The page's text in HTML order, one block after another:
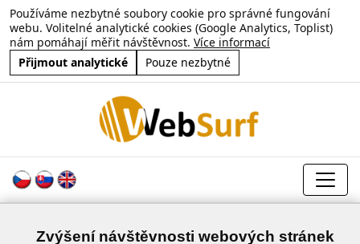
Používáme nezbytné soubory cookie pro správné fungování
webu. Volitelné analytické cookies (Google Analytics, Toplist)
nám pomáhají měřit návštěvnost. Více informací
Přijmout analytické
Pouze nezbytné
Zvýšení návštěvnosti webových stránek